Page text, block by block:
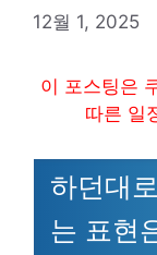
12월 1, 2025
이 포스팅은
따른 일
하던대
는 표현